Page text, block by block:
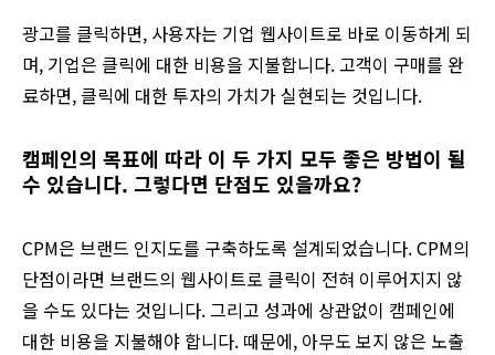
광고를 클릭하면, 사용자는 기업 웹사이트로 바로 이동하게 되
며, 기업은 클릭에 대한 비용을 지불합니다. 고객이 구매를 완
료하면, 클릭에 대한 투자의 가치가 실현되는 것입니다.
캠페인의 목표에 따라 이 두 가지 모두 좋은 방법이 될
수 있습니다. 그렇다면 단점도 있을까요?
CPM은 브랜드 인지도를 구축하도록 설계되었습니다. CPM의
단점이라면 브랜드의 웹사이트로 클릭이 전혀 이루어지지 않
을 수도 있다는 것입니다. 그리고 성과에 상관없이 캠페인에
대한 비용을 지불해야 합니다. 때문에, 아무도 보지 않은 노출